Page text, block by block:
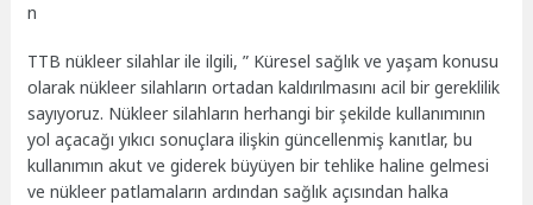
n
TTB nükleer silahlar ile ilgili, ” Küresel sağlık ve yaşam konusu
olarak nükleer silahların ortadan kaldırılmasını acil bir gereklilik
sayıyoruz. Nükleer silahların herhangi bir şekilde kullanımının
yol açacağı yıkıcı sonuçlara ilişkin güncellenmiş kanıtlar, bu
kullanımın akut ve giderek büyüyen bir tehlike haline gelmesi
ve nükleer patlamaların ardından sağlık açısından halka